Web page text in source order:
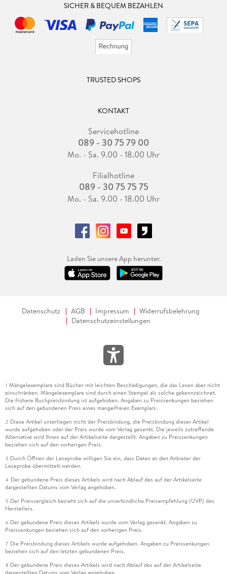
SICHER & BEQUEM BEZAHLEN
TRUSTED SHOPS
KONTAKT
Servicehotline
089 - 30 75 79 00
Mo. - Sa. 9.00 - 18.00 Uhr
Filialhotline
089 - 30 75 75 75
Mo. - Sa. 9.00 - 18.00 Uhr
Laden Sie unsere App herunter.
Datenschutz AGB Impressum
Widerrufsbelehrung
Datenschutzeinstellungen
1 Mängelexemplare sind Bücher mit leichten Beschädigungen, die das Lesen aber nicht
einschränken. Mängelexemplare sind durch einen Stempel als solche gekennzeichnet.
Die frühere Buchpreisbindung ist aufgehoben. Angaben zu Preissenkungen beziehen
sich auf den gebundenen Preis eines mangelfreien Exemplars.
2 Diese Artikel unterliegen nicht der Preisbindung, die Preisbindung dieser Artikel
wurde aufgehoben oder der Preis wurde vom Verlag gesenkt. Die jeweils zutreffende
Alternative wird Ihnen auf der Artikelseite dargestellt. Angaben zu Preissenkungen
beziehen sich auf den vorherigen Preis.
3 Durch Öffnen der Leseprobe willigen Sie ein, dass Daten an den Anbieter der
Leseprobe übermittelt werden.
4 Der gebundene Preis dieses Artikels wird nach Ablauf des auf der Artikelseite
dargestellten Datums vom Verlag angehoben.
5 Der Preisvergleich bezieht sich auf die unverbindliche Preisempfehlung (UVP) des
Herstellers.
6 Der gebundene Preis dieses Artikels wurde vom Verlag gesenkt. Angaben zu
Preissenkungen beziehen sich auf den vorherigen Preis.
7 Die Preisbindung dieses Artikels wurde aufgehoben. Angaben zu Preissenkungen
beziehen sich auf den letzten gebundenen Preis.
8 Der gebundene Preis dieses Artikels wird nach Ablauf des auf der Artikelseite